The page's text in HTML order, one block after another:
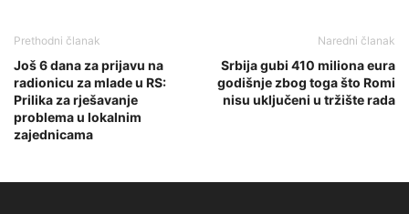
Prethodni članak
Još 6 dana za prijavu na
radionicu za mlade u RS:
Prilika za rješavanje
problema u lokalnim
zajednicama
Naredni članak
Srbija gubi 410 miliona eura
godišnje zbog toga što Romi
nisu uključeni u tržište rada